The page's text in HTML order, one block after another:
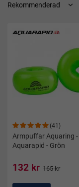
(41)
Armpuffar Aquaring -
Aquarapid - Grön
132 kr 165 kr